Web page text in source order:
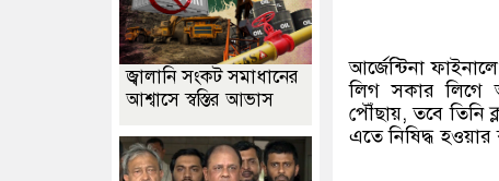
আর্জেন্টিনা
লিগ সকার লিগে
পৌঁছায়, তবে তিনি
এতে নিষিদ্ধ
জ্বালানি সংকট সমাধানের
আশ্বাসে স্বস্তির আভাস